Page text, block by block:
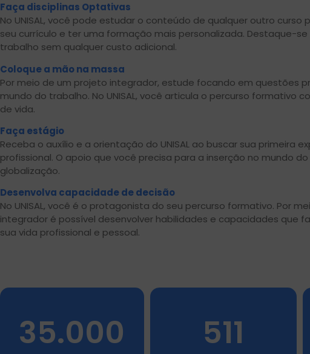
Faça disciplinas Optativas
No UNISAL, você pode estudar o conteúdo de qualquer outro curso
seu currículo e ter uma formação mais personalizada. Destaque-
trabalho sem qualquer custo adicional.
Coloque a mão na massa
Por meio de um projeto integrador, estude focando em questões
mundo do trabalho. No UNISAL, você articula o percurso formativo
de vida.
Faça estágio
Receba o auxílio e a orientação do UNISAL ao buscar sua primeira
profissional. O apoio que você precisa para a inserção no mundo
globalização.
Desenvolva capacidade de decisão
No UNISAL, você é o protagonista do seu percurso formativo. Por
integrador é possível desenvolver habilidades e capacidades que
sua vida profissional e pessoal.
35.000 511